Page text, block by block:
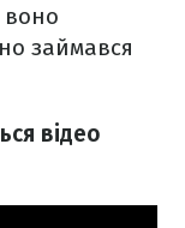
воно
займався
відео